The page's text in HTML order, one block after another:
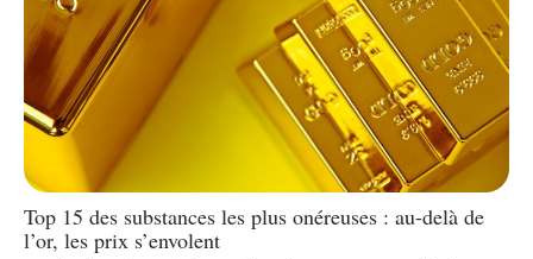
Top 15 des substances les plus onéreuses : au-delà de
l’or, les prix s’envolent